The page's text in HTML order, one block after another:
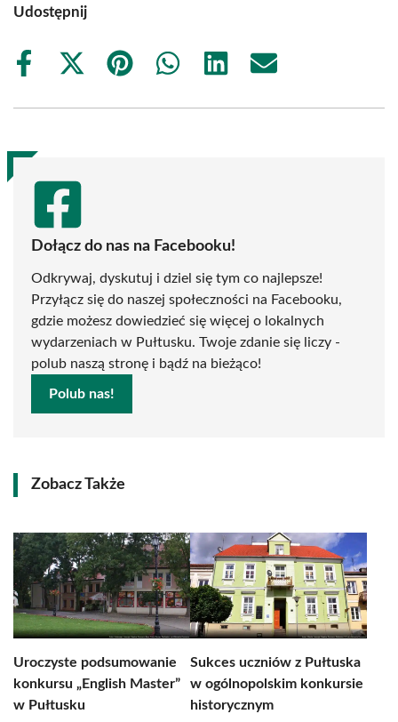
Udostępnij
Share
Share
(Twitter)
Share
Share
Share
Share
Dołącz do nas na Facebooku!
Odkrywaj, dyskutuj i dziel się tym co najlepsze!
Przyłącz się do naszej społeczności na Facebooku,
gdzie możesz dowiedzieć się więcej o lokalnych
wydarzeniach w Pułtusku. Twoje zdanie się liczy -
polub naszą stronę i bądź na bieżąco!
Polub nas!
Zobacz Także
Uroczyste podsumowanie
konkursu „English Master”
w Pułtusku
Sukces uczniów z Pułtuska
w ogólnopolskim konkursie
historycznym